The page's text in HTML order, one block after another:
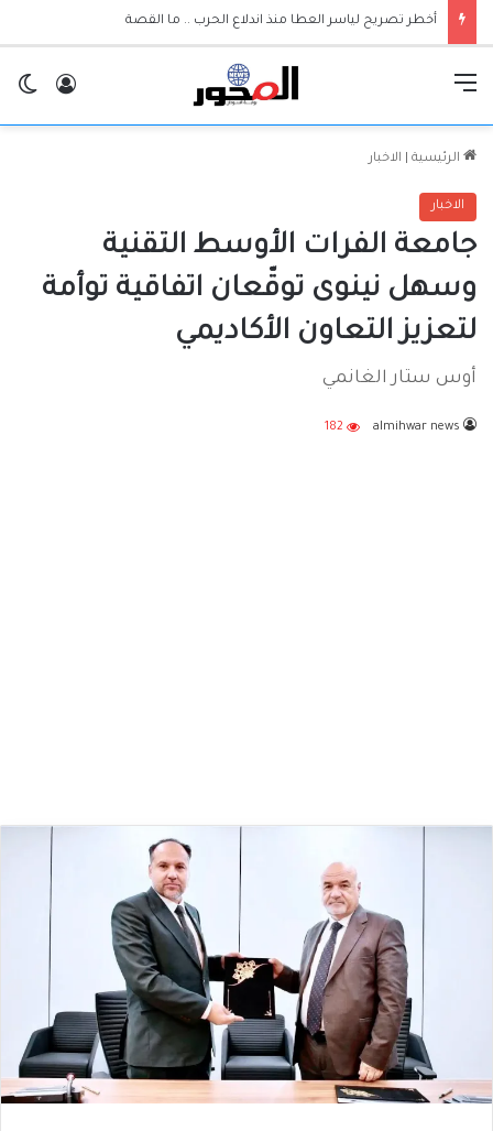
أخطر تصريح لياسر العطا منذ اندلاع الحرب .. ما القصة
الرئيسية الاخبار
الاخبار
جامعة الفرات الأوسط التقنية
وسهل نينوى توقّعان اتفاقية توأمة
لتعزيز التعاون الأكاديمي
أوس ستار الغانمي
almihwar news
182